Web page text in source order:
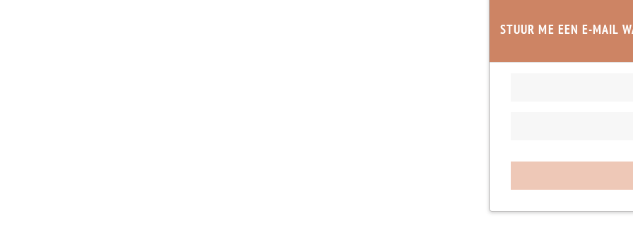
STUUR ME EEN E-MAIL